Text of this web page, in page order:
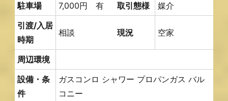
駐車場
7,000円 有 取引態様
媒介
引渡/入居
時期
相談 現況 空家
周辺環境
設備・条
件
ガスコンロ シャワー プロパンガス バル
コニー